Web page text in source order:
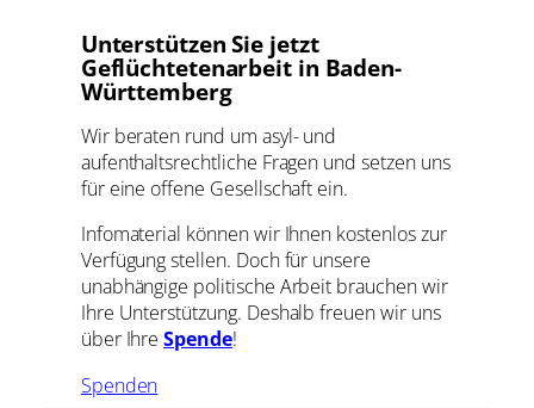
Unterstützen Sie jetzt
Geflüchtetenarbeit in Baden-
Württemberg
Wir beraten rund um asyl- und
aufenthaltsrechtliche Fragen und setzen uns
für eine offene Gesellschaft ein.
Infomaterial können wir Ihnen kostenlos zur
Verfügung stellen. Doch für unsere
unabhängige politische Arbeit brauchen wir
Ihre Unterstützung. Deshalb freuen wir uns
über IhreSpende!
Spenden